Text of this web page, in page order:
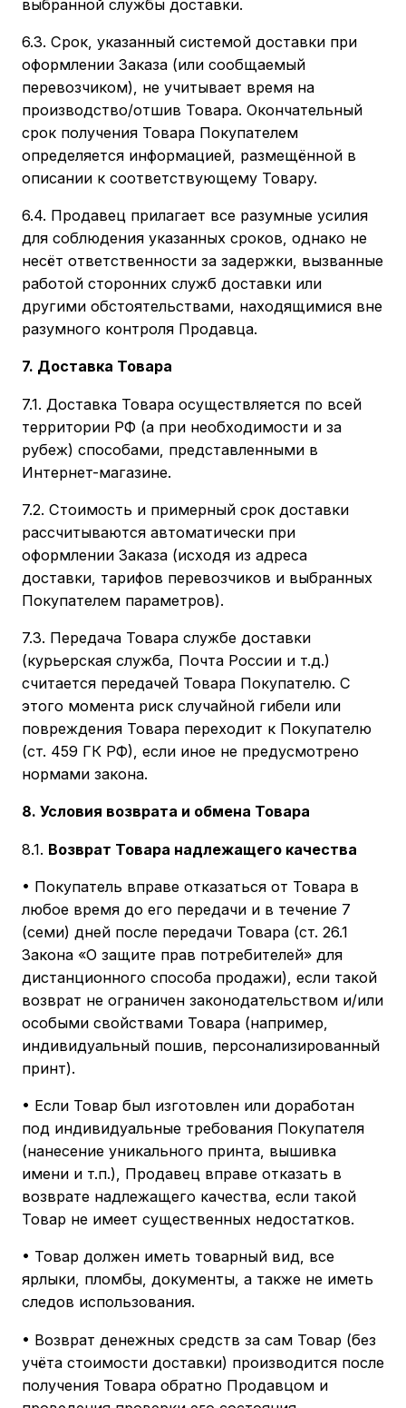
выбранной службы доставки.
6.3. Срок, указанный системой доставки при
оформлении Заказа (или сообщаемый
перевозчиком), не учитывает время на
производство/отшив Товара. Окончательный
срок получения Товара Покупателем
определяется информацией, размещённой в
описании к соответствующему Товару.
6.4. Продавец прилагает все разумные усилия
для соблюдения указанных сроков, однако не
несёт ответственности за задержки, вызванные
работой сторонних служб доставки или
другими обстоятельствами, находящимися вне
разумного контроля Продавца.
7. Доставка Товара
7.1. Доставка Товара осуществляется по всей
территории РФ (а при необходимости и за
рубеж) способами, представленными в
Интернет-магазине.
7.2. Стоимость и примерный срок доставки
рассчитываются автоматически при
оформлении Заказа (исходя из адреса
доставки, тарифов перевозчиков и выбранных
Покупателем параметров).
7.3. Передача Товара службе доставки
(курьерская служба, Почта России и т.д.)
считается передачей Товара Покупателю. С
этого момента риск случайной гибели или
повреждения Товара переходит к Покупателю
(ст. 459 ГК РФ), если иное не предусмотрено
нормами закона.
8. Условия возврата и обмена Товара
8.1. Возврат Товара надлежащего качества
• Покупатель вправе отказаться от Товара в
любое время до его передачи и в течение 7
(семи) дней после передачи Товара (ст. 26.1
Закона «О защите прав потребителей» для
дистанционного способа продажи), если такой
возврат не ограничен законодательством и/или
особыми свойствами Товара (например,
индивидуальный пошив, персонализированный
принт).
• Если Товар был изготовлен или доработан
под индивидуальные требования Покупателя
(нанесение уникального принта, вышивка
имени и т.п.), Продавец вправе отказать в
возврате надлежащего качества, если такой
Товар не имеет существенных недостатков.
• Товар должен иметь товарный вид, все
ярлыки, пломбы, документы, а также не иметь
следов использования.
• Возврат денежных средств за сам Товар (без
учёта стоимости доставки) производится после
получения Товара обратно Продавцом и